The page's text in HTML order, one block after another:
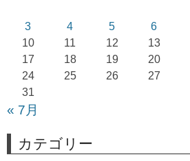
3
4 5 6
10
11 12 13
17
18 19 20
24
25 26 27
31
« 7月
カテゴリー